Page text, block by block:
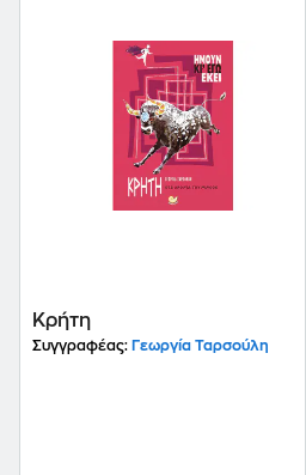
Κρήτη
Συγγραφέας: Γεωργία Ταρσούλη